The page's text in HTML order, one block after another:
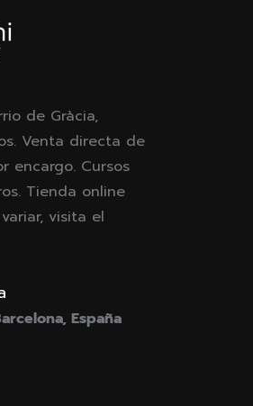
de Gràcia,
Venta directa de
encargo. Cursos
Tienda online
visita el
España